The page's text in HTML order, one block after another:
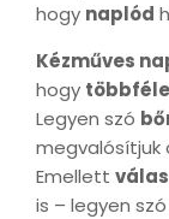
hogy naplód
Kézműves
hogy többféle
Legyen szó
megvalósítjuk
Emellett
is – legyen